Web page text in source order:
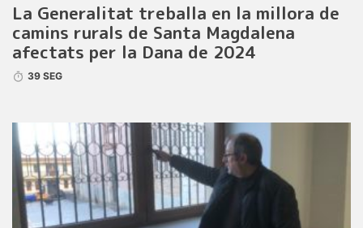
La Generalitat treballa en la millora de
camins rurals de Santa Magdalena
afectats per la Dana de 2024
39 SEG